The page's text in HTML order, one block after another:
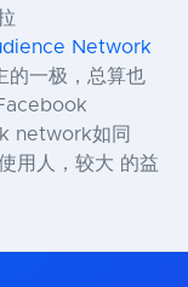
Network
的一极，总算也
network如同
用人，较大 的益